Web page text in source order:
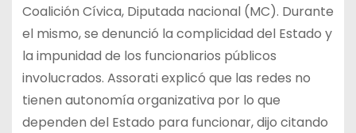
Coalición Cívica, Diputada nacional (MC). Durante
el mismo, se denunció la complicidad del Estado y
la impunidad de los funcionarios públicos
involucrados. Assorati explicó que las redes no
tienen autonomía organizativa por lo que
dependen del Estado para funcionar, dijo citando